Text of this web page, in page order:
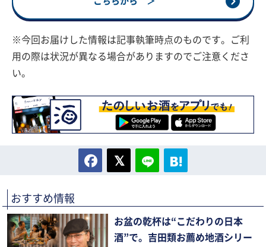
※今回お届けした情報は記事執筆時点のものです。ご利
用の際は状況が異なる場合がありますのでご注意くださ
い。
おすすめ情報
お盆の乾杯は“こだわりの日本
酒”で。吉田類お薦め地酒シリー